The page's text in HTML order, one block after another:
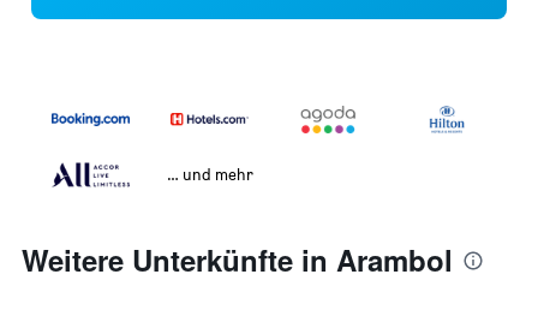
… und mehr
Weitere Unterkünfte in Arambol